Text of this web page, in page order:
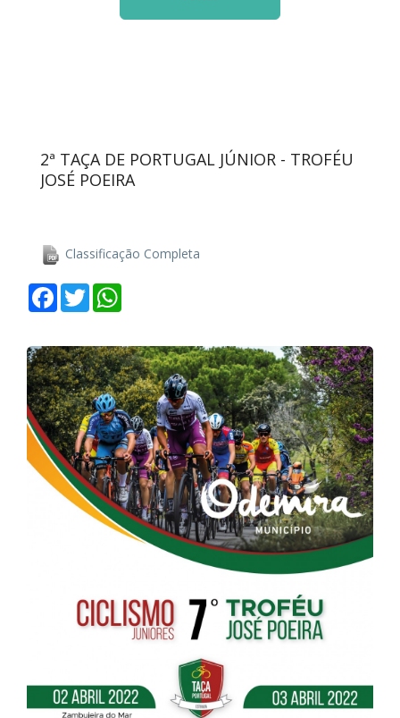
2ª TAÇA DE PORTUGAL JÚNIOR - TROFÉU
JOSÉ POEIRA
Classificação Completa
Facebook
Twitter